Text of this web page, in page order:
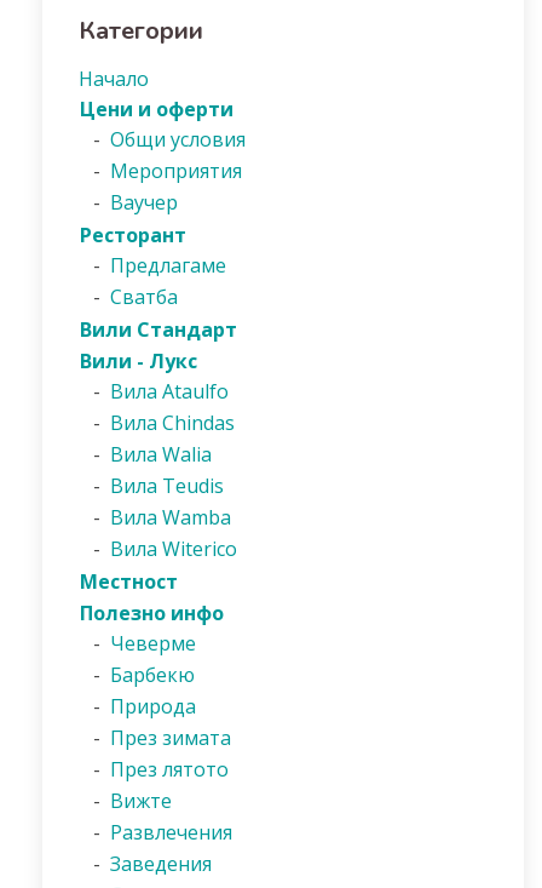
Категории
Начало
Цени и оферти
- Общи условия
- Мероприятия
- Ваучер
Ресторант
- Предлагаме
- Сватба
Вили Стандарт
Вили - Лукс
- Вила Ataulfo
- Вила Chindas
- Вила Walia
- Вила Teudis
- Вила Wamba
- Вила Witerico
Местност
Полезно инфо
- Чеверме
- Барбекю
- Природа
- През зимата
- През лятото
- Вижте
- Развлечения
- Заведения